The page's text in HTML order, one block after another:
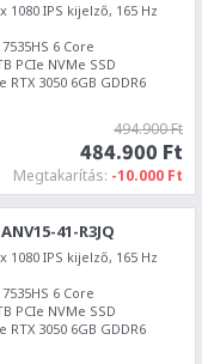
1080 IPS kijelző, 165 Hz
6 Core
PCIe NVMe SSD
RTX 3050 6GB GDDR6
494.900 Ft
484.900 Ft
Megtakarítás: -10.000 Ft
41-R3JQ
1080 IPS kijelző, 165 Hz
6 Core
PCIe NVMe SSD
RTX 3050 6GB GDDR6